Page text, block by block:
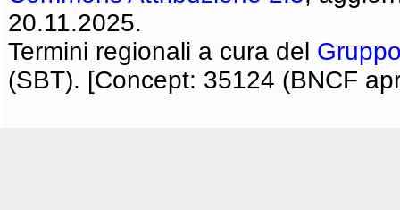
20.11.2025.
Termini regionali a cura del
(SBT). [Concept: 35124 (BNCF